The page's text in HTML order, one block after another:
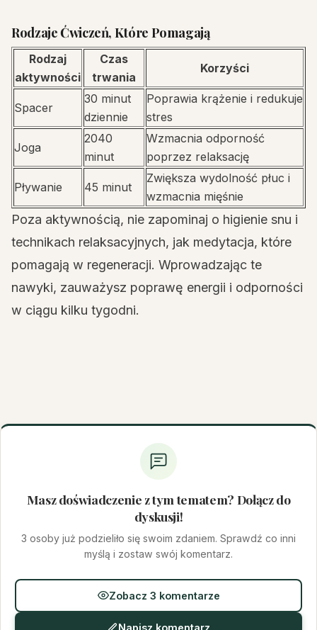
Rodzaje Ćwiczeń, Które Pomagają
Rodzaj
aktywności
Czas
trwania
Korzyści
Spacer
30 minut
dziennie
Poprawia krążenie i redukuje
stres
Joga
2040
minut
Wzmacnia odporność
poprzez relaksację
Pływanie 45 minut
Zwiększa wydolność płuc i
wzmacnia mięśnie
Poza aktywnością, nie zapominaj o higienie snu i
technikach relaksacyjnych, jak medytacja, które
pomagają w regeneracji. Wprowadzając te
nawyki, zauważysz poprawę energii i odporności
w ciągu kilku tygodni.
Masz doświadczenie z tym tematem? Dołącz do
dyskusji!
3 osoby już podzieliło się swoim zdaniem. Sprawdź co inni
myślą i zostaw swój komentarz.
Zobacz 3 komentarze